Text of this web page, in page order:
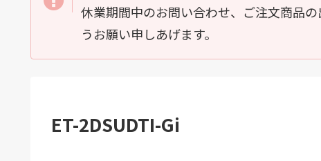
休業期間中のお問い合わせ、ご注文商品
うお願い申しあげます。
ET-2DSUDTI-Gi